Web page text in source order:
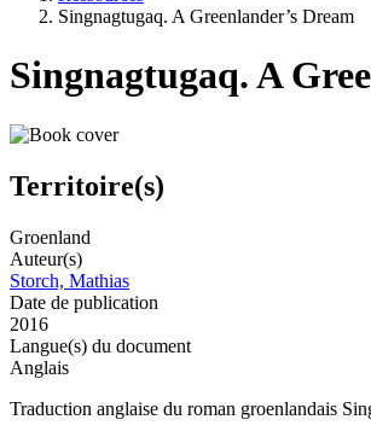
Singnagtugaq. A Greenlander’s Dream
Singnagtugaq. A
Territoire(s)
Groenland
Auteur(s)
Storch, Mathias
Date de publication
2016
Langue(s) du document
Anglais
Traduction anglaise du roman groenlandais